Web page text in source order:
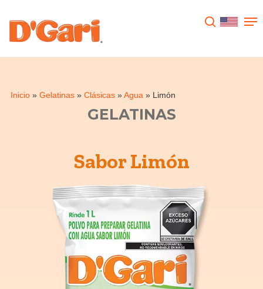
Inicio» Gelatinas» Clásicas»Agua » Limón
Presione enter para buscar o ESC para
GELATINAS
Limón